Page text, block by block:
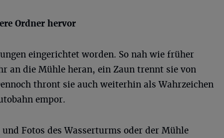
Ordner hervor
eingerichtet worden. So nah wie früher
an die Mühle heran, ein Zaun trennt sie von
thront sie auch weiterhin als Wahrzeichen
empor.
Fotos des Wasserturms oder der Mühle